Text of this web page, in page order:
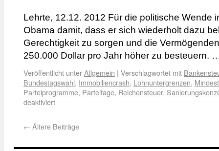
Lehrte, 12.12. 2012 Für die politische Wende
Obama damit, dass er sich wiederholt dazu
Gerechtigkeit zu sorgen und die
250.000 Dollar pro Jahr höher zu besteuern.
Veröffentlicht unterAllgemein | Verschlagwortet mit
Bundestagswahl, Immobiliencrash, Lohnuntergrenzen,
Parteiprogramme, Parteitage, Reichensteuer,
deaktiviert
← Ältere Beiträge